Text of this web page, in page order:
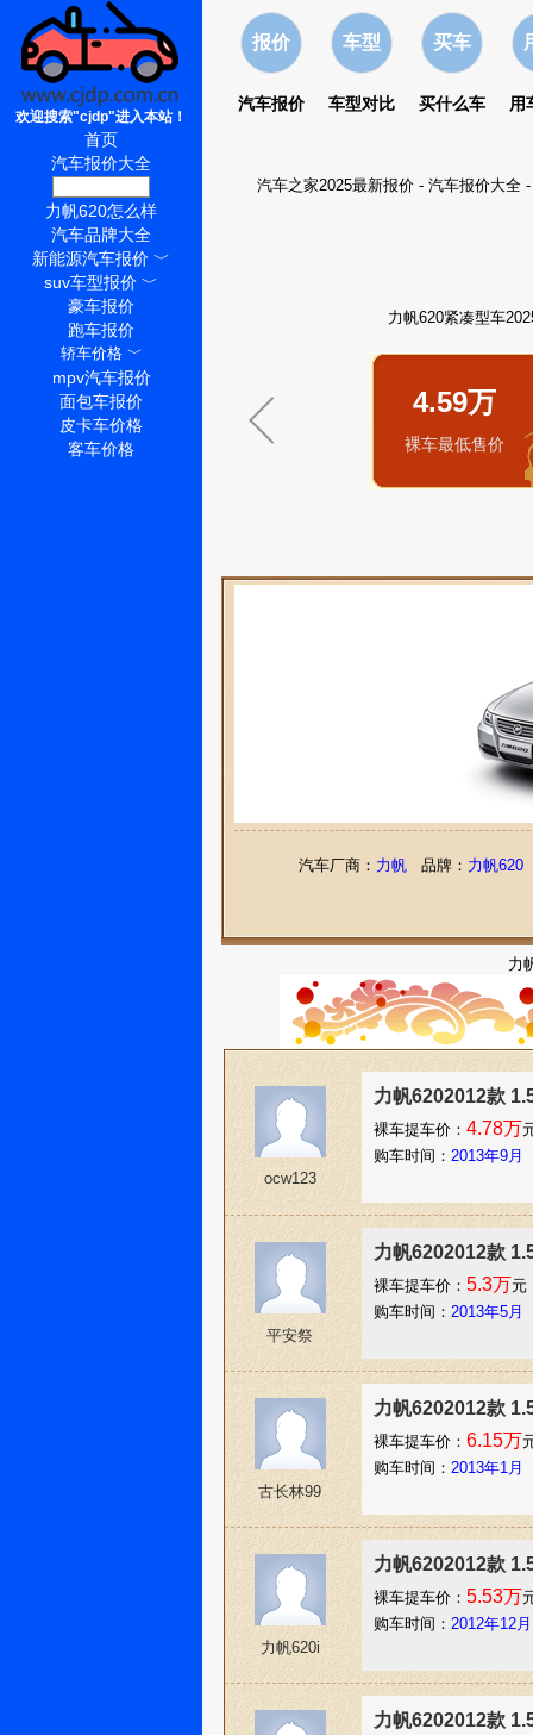
报价
汽车报价
车型
车型对比
买车
买什么车 用
汽车之家2025最新报价 - 汽车报价大全
力帆620紧凑型车
4.59万
裸车最低售价
汽车厂商： 力帆品牌： 力帆620
力
ocw123
力帆6202012款
裸车提车价： 4.78万
购车时间： 2013年9月
平安祭
力帆6202012款
裸车提车价： 5.3万元
购车时间： 2013年5月
古长林99
力帆6202012款
裸车提车价： 6.15万
购车时间： 2013年1月
力帆620i
力帆6202012款
裸车提车价： 5.53万
购车时间： 2012年12月
力帆6202012款
欢迎搜索"cjdp"进入本站！
首页
汽车报价大全
力帆620怎么样
汽车品牌大全
新能源汽车报价 ﹀
suv车型报价 ﹀
豪车报价
跑车报价
轿车价格﹀
mpv汽车报价
面包车报价
皮卡车价格
客车价格